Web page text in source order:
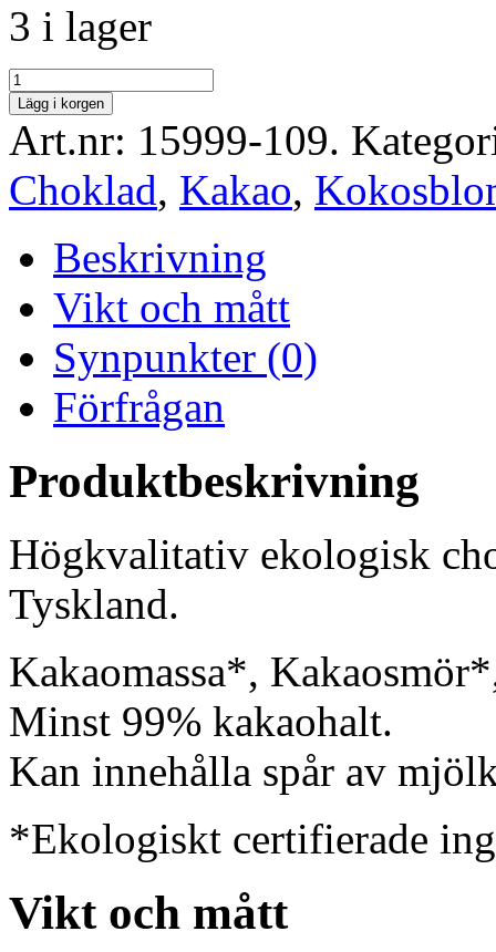
3 i lager
Lägg i korgen
Art.nr: 15999-109.
Choklad, Kakao,
Beskrivning
Vikt och mått
Synpunkter (0)
Förfrågan
Produktbeskrivning
Högkvalitativ ekologisk
Tyskland.
Kakaomassa*,
Minst 99% kakaohalt.
Kan innehålla spår av
*Ekologiskt certifierade
Vikt och mått